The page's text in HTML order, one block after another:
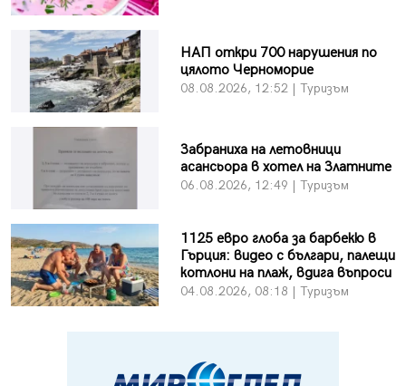
НАП откри 700 нарушения по
цялото Черноморие
08.08.2026, 12:52 | Туризъм
Забраниха на летовници
асансьора в хотел на Златните
06.08.2026, 12:49 | Туризъм
1125 евро глоба за барбекю в
Гърция: видео с българи, палещи
котлони на плаж, вдига въпроси
04.08.2026, 08:18 | Туризъм